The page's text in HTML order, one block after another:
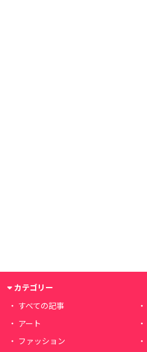
カテゴリー
すべての記事
アート
ファッション